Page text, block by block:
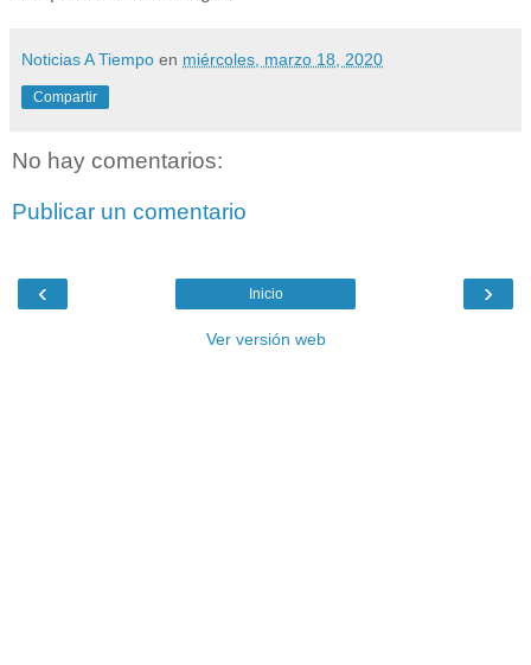
Noticias A Tiempo en miércoles, marzo 18, 2020
Compartir
No hay comentarios:
Publicar un comentario
‹ ›
Inicio
Ver versión web